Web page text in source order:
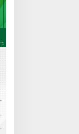
Satu Grup